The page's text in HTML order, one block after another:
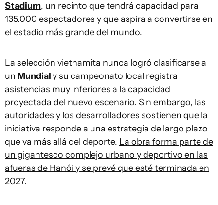
Stadium, un recinto que tendrá capacidad para
135.000 espectadores y que aspira a convertirse en
el estadio más grande del mundo.
La selección vietnamita nunca logró clasificarse a
un Mundialy su campeonato local registra
asistencias muy inferiores a la capacidad
proyectada del nuevo escenario. Sin embargo, las
autoridades y los desarrolladores sostienen que la
iniciativa responde a una estrategia de largo plazo
que va más allá del deporte. La obra forma parte de
un gigantesco complejo urbano y deportivo en las
afueras de Hanói y se prevé que esté terminada en
2027.